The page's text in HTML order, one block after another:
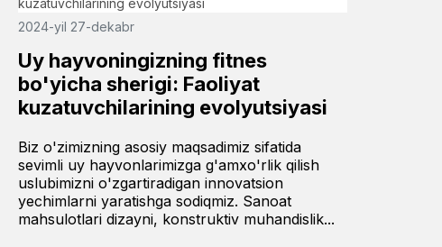
2024-yil 27-dekabr
Uy hayvoningizning fitnes
bo'yicha sherigi: Faoliyat
kuzatuvchilarining evolyutsiyasi
Biz o'zimizning asosiy maqsadimiz sifatida
sevimli uy hayvonlarimizga g'amxo'rlik qilish
uslubimizni o'zgartiradigan innovatsion
yechimlarni yaratishga sodiqmiz. Sanoat
mahsulotlari dizayni, konstruktiv muhandislik...